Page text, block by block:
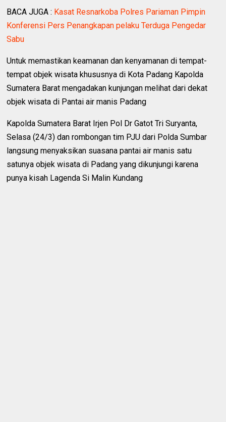
BACA JUGA : Kasat Resnarkoba Polres Pariaman Pimpin
Konferensi Pers Penangkapan pelaku Terduga Pengedar
Sabu
Untuk memastikan keamanan dan kenyamanan di tempat-
tempat objek wisata khususnya di Kota Padang Kapolda
Sumatera Barat mengadakan kunjungan melihat dari dekat
objek wisata di Pantai air manis Padang
Kapolda Sumatera Barat Irjen Pol Dr Gatot Tri Suryanta,
Selasa (24/3) dan rombongan tim PJU dari Polda Sumbar
langsung menyaksikan suasana pantai air manis satu
satunya objek wisata di Padang yang dikunjungi karena
punya kisah Lagenda Si Malin Kundang